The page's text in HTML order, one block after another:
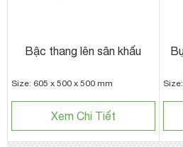
Bậc thang lên sân khấu
Size: 605 x 500 x 500 mm
Xem Chi Tiết